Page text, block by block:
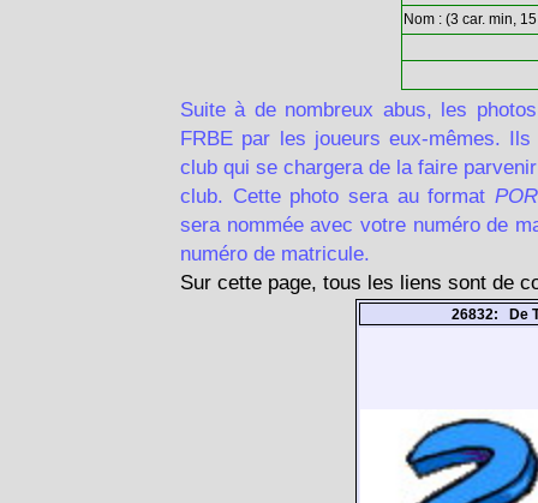
Nom : (3 car. min,
Suite à de nombreux abus, les
FRBE par les joueurs eux-mêmes.
club qui se chargera de la faire
club. Cette photo sera au format
sera nommée avec votre numéro de
numéro de matricule.
Sur cette page, tous les liens sont de
26832: De